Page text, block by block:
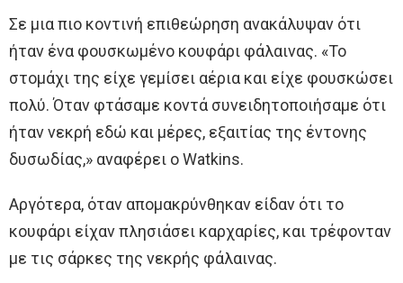
Σε μια πιο κοντινή επιθεώρηση ανακάλυψαν ότι
ήταν ένα φουσκωμένο κουφάρι φάλαινας. «Το
στομάχι της είχε γεμίσει αέρια και είχε φουσκώσει
πολύ. Όταν φτάσαμε κοντά συνειδητοποιήσαμε ότι
ήταν νεκρή εδώ και μέρες, εξαιτίας της έντονης
δυσωδίας,» αναφέρει ο Watkins.
Αργότερα, όταν απομακρύνθηκαν είδαν ότι το
κουφάρι είχαν πλησιάσει καρχαρίες, και τρέφονταν
με τις σάρκες της νεκρής φάλαινας.